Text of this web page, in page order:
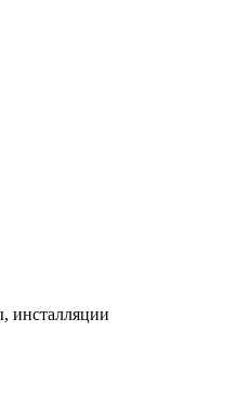
инсталляции